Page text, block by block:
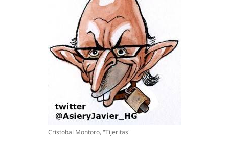
Cristobal Montoro, "Tijeritas"